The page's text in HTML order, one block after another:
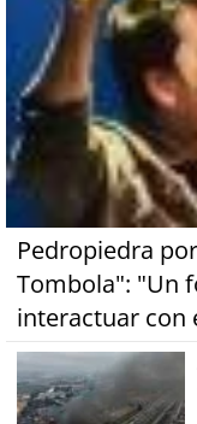
Pedropiedra
Tombola": "Un
interactuar con
tener miedo a